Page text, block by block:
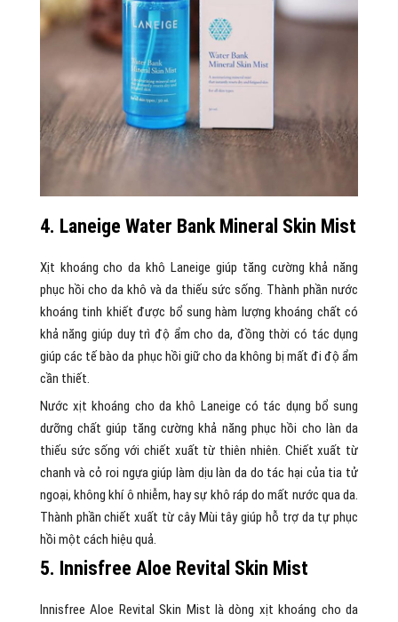
4. Laneige Water Bank Mineral Skin Mist
Xịt khoáng cho da khô Laneige giúp tăng cường khả năng
phục hồi cho da khô và da thiếu sức sống. Thành phần nước
khoáng tinh khiết được bổ sung hàm lượng khoáng chất có
khả năng giúp duy trì độ ẩm cho da, đồng thời có tác dụng
giúp các tế bào da phục hồi giữ cho da không bị mất đi độ ẩm
cần thiết.
Nước xịt khoáng cho da khô Laneige có tác dụng bổ sung
dưỡng chất giúp tăng cường khả năng phục hồi cho làn da
thiếu sức sống với chiết xuất từ thiên nhiên. Chiết xuất từ
chanh và cỏ roi ngựa giúp làm dịu làn da do tác hại của tia tử
ngoại, không khí ô nhiễm, hay sự khô ráp do mất nước qua da.
Thành phần chiết xuất từ cây Mùi tây giúp hỗ trợ da tự phục
hồi một cách hiệu quả.
5. Innisfree Aloe Revital Skin Mist
Innisfree Aloe Revital Skin Mist là dòng xịt khoáng cho da